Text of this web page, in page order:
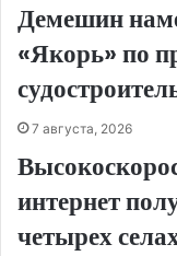
Демешин
«Якорь» по
7 августа, 2026
интернет
четырех